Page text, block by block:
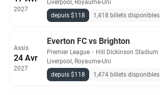
2027
Liverpool, Royaume-Uni
depuis $118
1,418 billets disponibles
Assis
24 Avr
2027
Everton FC vs Brighton
Premier League ・ Hill Dickinson Stadium
Liverpool, Royaume-Uni
depuis $118
1,474 billets disponibles